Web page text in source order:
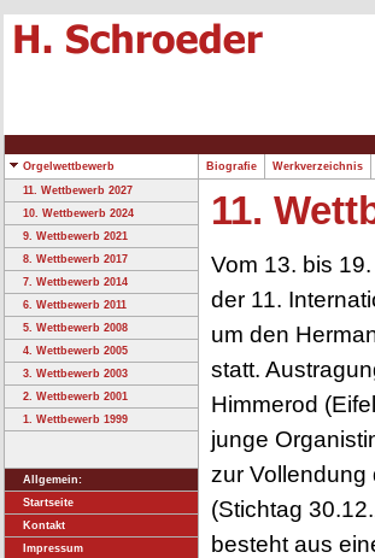
Orgelwettbewerb Biografie Werkverzeichnis
11. Wettbewerb 2027
10. Wettbewerb 2024
9. Wettbewerb 2021
8. Wettbewerb 2017
7. Wettbewerb 2014
6. Wettbewerb 2011
5. Wettbewerb 2008
4. Wettbewerb 2005
3. Wettbewerb 2003
2. Wettbewerb 2001
1. Wettbewerb 1999
Allgemein:
Startseite
Kontakt
Impressum
11.
Vom 13. bis
der 11.
um den
statt.
Himmerod
junge
zur
(Stichtag
besteht aus